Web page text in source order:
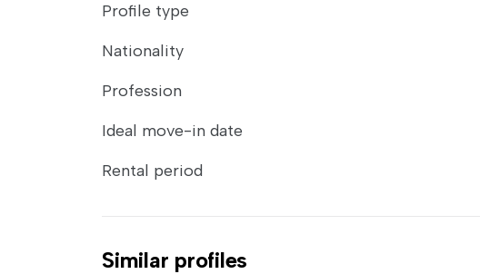
Profile type
Nationality
Profession
Ideal move-in date
Rental period
Similar profiles